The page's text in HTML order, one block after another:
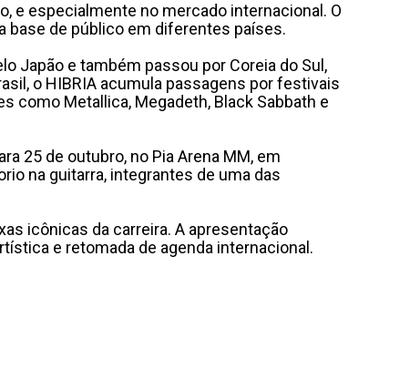
e especialmente no mercado internacional. O
base de público em diferentes países.
Japão e também passou por Coreia do Sul,
o HIBRIA acumula passagens por festivais
como Metallica, Megadeth, Black Sabbath e
25 de outubro, no Pia Arena MM, em
na guitarra, integrantes de uma das
icônicas da carreira. A apresentação
e retomada de agenda internacional.